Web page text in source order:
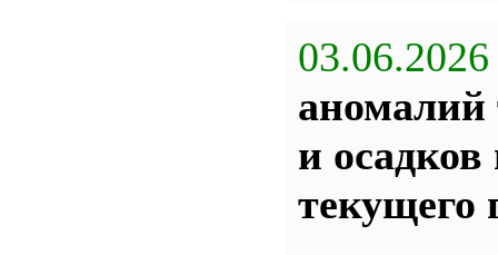
03.06.2026
аномалий
и
текущего